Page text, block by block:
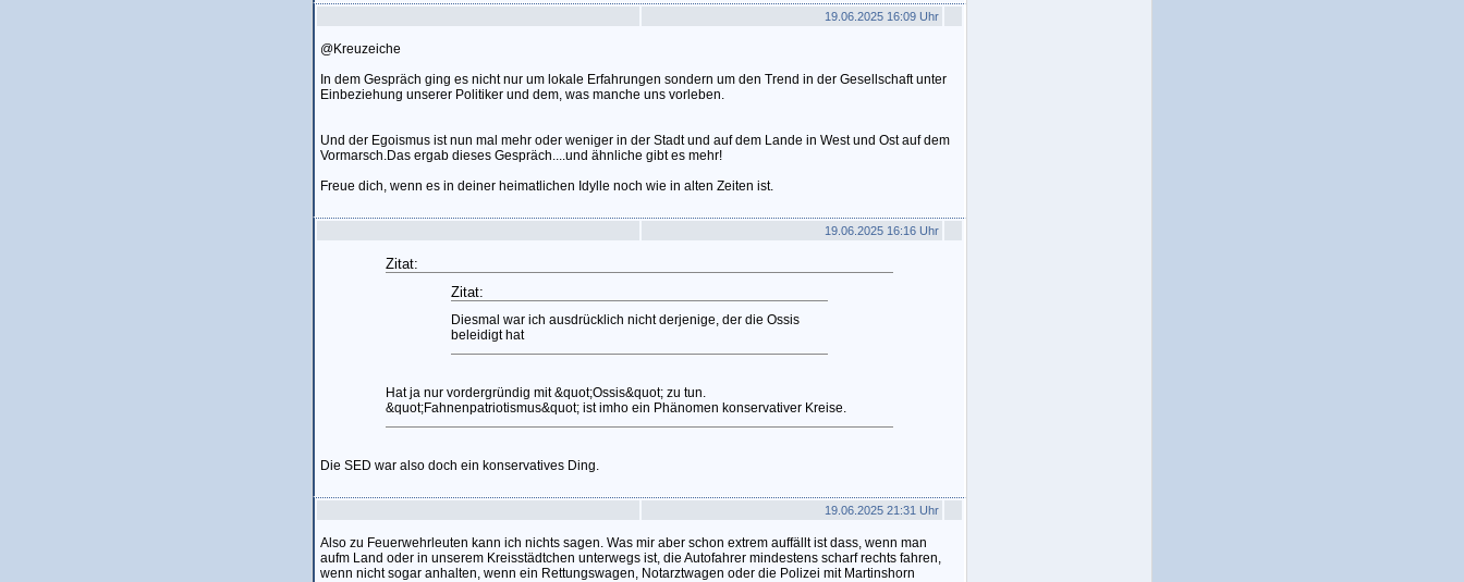
19.06.2025 16:09 Uhr
@Kreuzeiche
In dem Gespräch ging es nicht nur um lokale Erfahrungen sondern um den Trend in der Gesellschaft unter
Einbeziehung unserer Politiker und dem, was manche uns vorleben.
Und der Egoismus ist nun mal mehr oder weniger in der Stadt und auf dem Lande in West und Ost auf dem
Vormarsch.Das ergab dieses Gespräch....und ähnliche gibt es mehr!
Freue dich, wenn es in deiner heimatlichen Idylle noch wie in alten Zeiten ist.
19.06.2025 16:16 Uhr
Zitat:
Zitat:
Diesmal war ich ausdrücklich nicht derjenige, der die Ossis
beleidigt hat
Hat ja nur vordergründig mit &quot;Ossis&quot; zu tun.
&quot;Fahnenpatriotismus&quot; ist imho ein Phänomen konservativer Kreise.
Die SED war also doch ein konservatives Ding.
19.06.2025 21:31 Uhr
Also zu Feuerwehrleuten kann ich nichts sagen. Was mir aber schon extrem auffällt ist dass, wenn man
aufm Land oder in unserem Kreisstädtchen unterwegs ist, die Autofahrer mindestens scharf rechts fahren,
wenn nicht sogar anhalten, wenn ein Rettungswagen, Notarztwagen oder die Polizei mit Martinshorn